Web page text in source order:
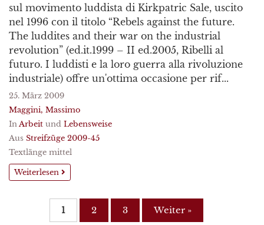
sul movimento luddista di Kirkpatric Sale, uscito
nel 1996 con il titolo “Rebels against the future.
The luddites and their war on the industrial
revolution” (ed.it.1999 – II ed.2005, Ribelli al
futuro. I luddisti e la loro guerra alla rivoluzione
industriale) offre un'ottima occasione per rif...
25. März 2009
Maggini, Massimo
In Arbeit und Lebensweise
Aus Streifzüge 2009-45
Textlänge mittel
Weiterlesen
1 2 3 Weiter »